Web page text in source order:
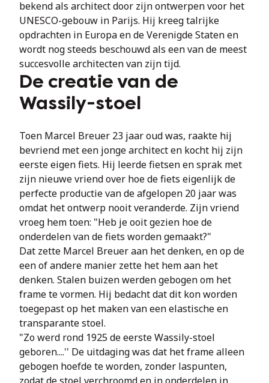
bekend als architect door zijn ontwerpen voor het
UNESCO-gebouw in Parijs. Hij kreeg talrijke
opdrachten in Europa en de Verenigde Staten en
wordt nog steeds beschouwd als een van de meest
succesvolle architecten van zijn tijd.
De creatie van de
Wassily-stoel
Toen Marcel Breuer 23 jaar oud was, raakte hij
bevriend met een jonge architect en kocht hij zijn
eerste eigen fiets. Hij leerde fietsen en sprak met
zijn nieuwe vriend over hoe de fiets eigenlijk de
perfecte productie van de afgelopen 20 jaar was
omdat het ontwerp nooit veranderde. Zijn vriend
vroeg hem toen: "Heb je ooit gezien hoe de
onderdelen van de fiets worden gemaakt?"
Dat zette Marcel Breuer aan het denken, en op de
een of andere manier zette het hem aan het
denken. Stalen buizen werden gebogen om het
frame te vormen. Hij bedacht dat dit kon worden
toegepast op het maken van een elastische en
transparante stoel.
"Zo werd rond 1925 de eerste Wassily-stoel
geboren....'' De uitdaging was dat het frame alleen
gebogen hoefde te worden, zonder laspunten,